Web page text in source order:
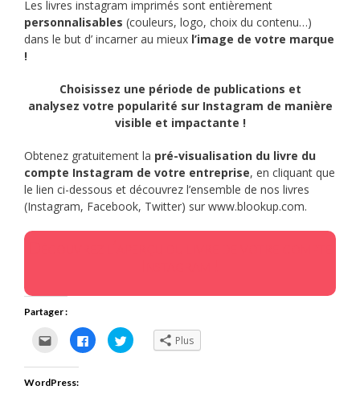
Les livres instagram imprimés sont entièrement
personnalisables (couleurs, logo, choix du contenu…)
dans le but d’ incarner au mieux l’image de votre marque
!
Choisissez une période de publications et
analysez votre popularité sur Instagram de manière
visible et impactante !
Obtenez gratuitement la pré-visualisation du livre du
compte Instagram de votre entreprise, en cliquant que
le lien ci-dessous et découvrez l’ensemble de nos livres
(Instagram, Facebook, Twitter) sur www.blookup.com.
Partager :
Cliquez
pour
envoyer
par
mail
Cliquez
pour
partager
Cliquez
pour Plus
WordPress: